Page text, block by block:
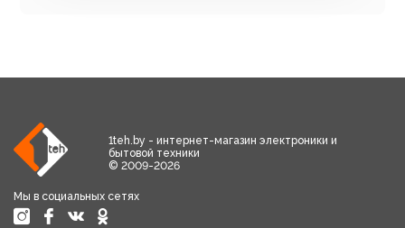
1teh.by - интернет-магазин электроники и
бытовой техники
© 2009-2026
Мы в социальных сетях